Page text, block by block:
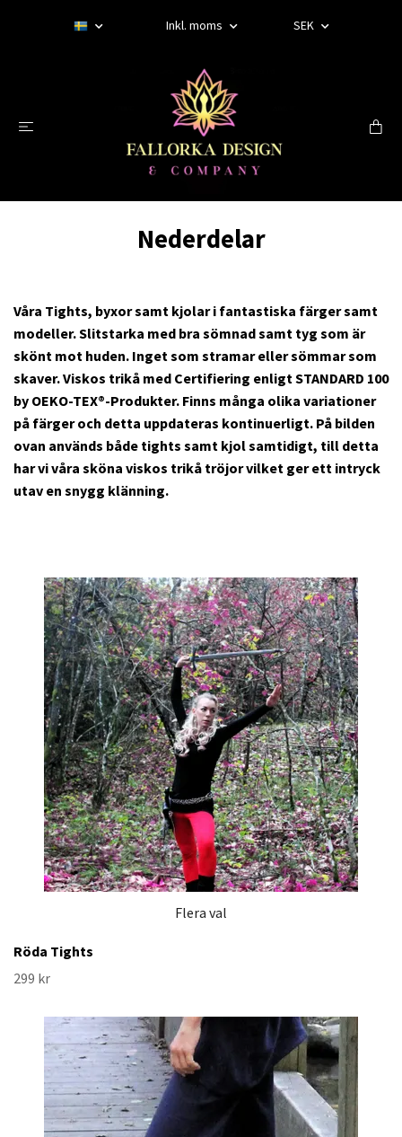
Inkl. moms SEK
Nederdelar
Våra Tights, byxor samt kjolar i fantastiska färger samt
modeller. Slitstarka med bra sömnad samt tyg som är
skönt mot huden. Inget som stramar eller sömmar som
skaver. Viskos trikå med Certifiering enligt STANDARD 100
by OEKO-TEX®-Produkter. Finns många olika variationer
på färger och detta uppdateras kontinuerligt. På bilden
ovan används både tights samt kjol samtidigt, till detta
har vi våra sköna viskos trikå tröjor vilket ger ett intryck
utav en snygg klänning.
Flera val
Röda Tights
299 kr